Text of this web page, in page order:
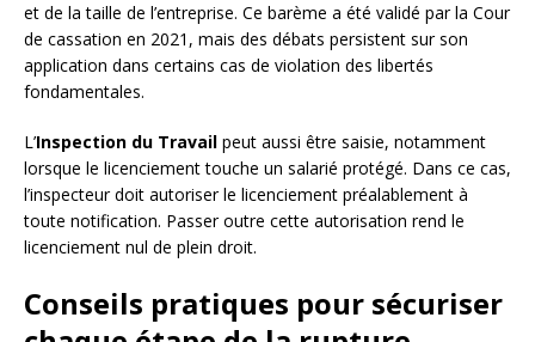
et de la taille de l’entreprise. Ce barème a été validé par la Cour
de cassation en 2021, mais des débats persistent sur son
application dans certains cas de violation des libertés
fondamentales.
L’Inspection du Travail peut aussi être saisie, notamment
lorsque le licenciement touche un salarié protégé. Dans ce cas,
l’inspecteur doit autoriser le licenciement préalablement à
toute notification. Passer outre cette autorisation rend le
licenciement nul de plein droit.
Conseils pratiques pour sécuriser